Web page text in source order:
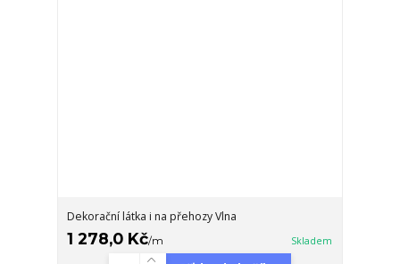
Dekorační látka i na přehozy Vlna
1 278,0 Kč/m Skladem